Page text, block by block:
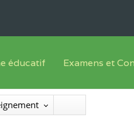
éducatif
formation
Sous
d'études
Examens et
Inscriptions
Liste des